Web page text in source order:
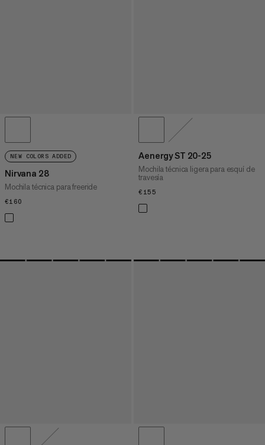
NEW COLORS ADDED
Nirvana 28
Mochila técnica para freeride
€160
Aenergy ST 20-25
Mochila técnica ligera para esquí de
travesía
€155